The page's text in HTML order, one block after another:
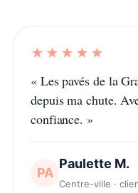
★★★★★
« Les pavés de la
depuis ma chute.
confiance. »
PA
Paulette M.
Centre-ville ·